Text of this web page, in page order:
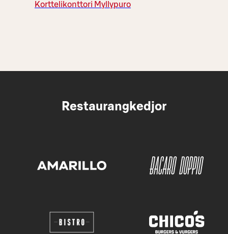
Korttelikonttori Myllypuro
Restaurangkedjor